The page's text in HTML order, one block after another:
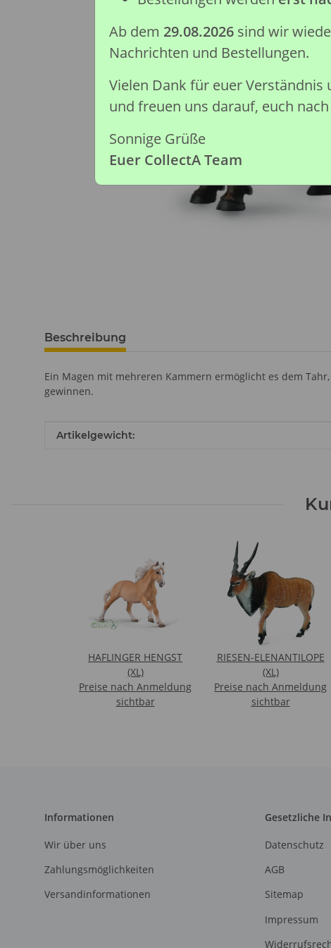
Beschreibung
Ein Magen mit mehreren Kammern ermöglicht es dem
gewinnen.
Produkteigenschaft
Wert
Artikelgewicht:
HAFLINGER HENGST
(XL)
Preise nach Anmeldung
sichtbar
RIESEN-ELENANTILOPE
(XL)
Preise nach Anmeldung
sichtbar
Informationen
Wir über uns
Zahlungsmöglichkeiten
Versandinformationen
Gesetzliche
Datenschutz
AGB
Sitemap
Impressum
Ab dem 29.08.2026 sind wir
Nachrichten und Bestellungen.
Vielen Dank für euer
und freuen uns darauf, euch
Sonnige Grüße
Euer CollectA Team